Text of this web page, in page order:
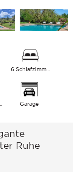
6 Schlafzimmer
Garage
Ruhe